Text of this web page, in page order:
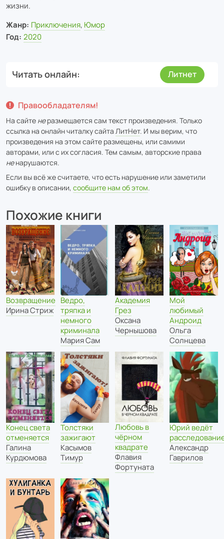
жизни.
Жанр: Приключения, Юмор
Год: 2020
Читать онлайн Литнет
Правообладателям!
На сайте неразмещается сам текст произведения. Только
ссылка на онлайн читалку сайта ЛитНет. И мы верим, что
произведения на этом сайте размещены, или самими
авторами, или с их согласия. Тем самым, авторские права
ненарушаются.
Если вы всё же считаете, что есть нарушение или заметили
ошибку в описании, сообщите нам об этом.
Похожие книги
Возвращение
Ирина Стриж
Ведро,
тряпка и
немного
криминала
Мария Сам
Академия
Грез
Оксана
Чернышова
Мой
любимый
Андроид
Ольга
Солнцева
Конец света
отменяется
Галина
Курдюмова
Толстяки
зажигают
Касымов
Тимур
Любовь в
чёрном
квадрате
Флавия
Фортуната
Юрий ведёт
Александр
Гаврилов